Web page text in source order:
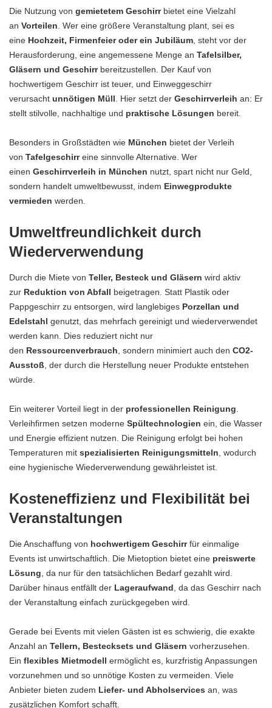
Die Nutzung von gemietetem Geschirrbietet eine Vielzahl
an Vorteilen . Wer eine größere Veranstaltung plant, sei es
eine Hochzeit, Firmenfeier oder ein Jubiläum , steht vor der
Herausforderung, eine angemessene Menge an Tafelsilber,
Gläsern und Geschirrbereitzustellen. Der Kauf von
hochwertigem Geschirr ist teuer, und Einweggeschirr
verursacht unnötigen Müll . Hier setzt der Geschirrverleih an: Er
stellt stilvolle, nachhaltige und praktische Lösungen bereit.
Besonders in Großstädten wie München bietet der Verleih
von Tafelgeschirreine sinnvolle Alternative. Wer
einen Geschirrverleih in München nutzt, spart nicht nur Geld,
sondern handelt umweltbewusst, indem Einwegprodukte
vermieden werden.
Umweltfreundlichkeit durch
Wiederverwendung
Durch die Miete von Teller, Besteck und Gläsern wird aktiv
zur Reduktion von Abfall beigetragen. Statt Plastik oder
Pappgeschirr zu entsorgen, wird langlebiges Porzellan und
Edelstahl genutzt, das mehrfach gereinigt und wiederverwendet
werden kann. Dies reduziert nicht nur
den Ressourcenverbrauch , sondern minimiert auch den CO2-
Ausstoß , der durch die Herstellung neuer Produkte entstehen
würde.
Ein weiterer Vorteil liegt in der professionellen Reinigung
Verleihfirmen setzen moderne Spültechnologien ein, die Wasser
und Energie effizient nutzen. Die Reinigung erfolgt bei hohen
Temperaturen mit spezialisierten Reinigungsmitteln , wodurch
eine hygienische Wiederverwendung gewährleistet ist.
Kosteneffizienz und Flexibilität bei
Veranstaltungen
Die Anschaffung von hochwertigem Geschirrfür einmalige
Events ist unwirtschaftlich. Die Mietoption bietet eine preiswerte
Lösung, da nur für den tatsächlichen Bedarf gezahlt wird.
Darüber hinaus entfällt der Lageraufwand, da das Geschirr nach
der Veranstaltung einfach zurückgegeben wird.
Gerade bei Events mit vielen Gästen ist es schwierig, die exakte
Anzahl an Tellern, Bestecksets und Gläsern vorherzusehen.
Ein flexibles Mietmodell ermöglicht es, kurzfristig Anpassungen
vorzunehmen und so unnötige Kosten zu vermeiden. Viele
Anbieter bieten zudem Liefer- und Abholservices an, was
zusätzlichen Komfort schafft.